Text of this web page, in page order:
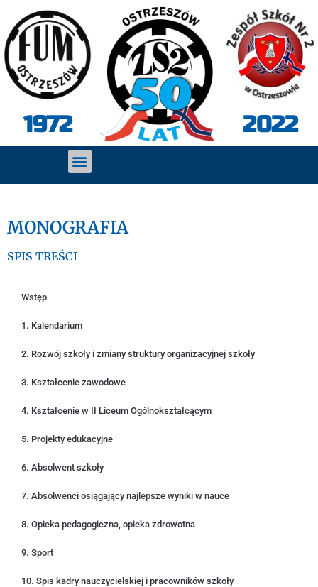
1972 2022
MONOGRAFIA
SPIS TREŚCI
Wstęp
1. Kalendarium
2. Rozwój szkoły i zmiany struktury organizacyjnej szkoły
3. Kształcenie zawodowe
4. Kształcenie w II Liceum Ogólnokształcącym
5. Projekty edukacyjne
6. Absolwent szkoły
7. Absolwenci osiągający najlepsze wyniki w nauce
8. Opieka pedagogiczna, opieka zdrowotna
9. Sport
10. Spis kadry nauczycielskiej i pracowników szkoły